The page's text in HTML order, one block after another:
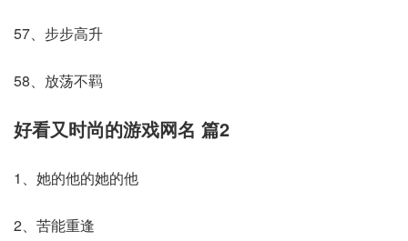
57、步步高升
58、放荡不羁
好看又时尚的游戏网名 篇2
1、她的他的她的他
2、苦能重逢